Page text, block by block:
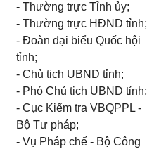
- Thường trực Tỉnh ủy;
- Thường trực HĐND tỉnh;
- Đoàn đại biểu Quốc hội
tỉnh;
- Chủ tịch UBND tỉnh;
- Phó Chủ tịch UBND tỉnh;
- Cục Kiểm tra VBQPPL -
Bộ Tư pháp;
- Vụ Pháp chế - Bộ Công